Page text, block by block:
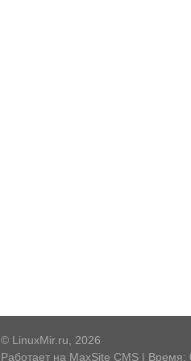
© LinuxMir.ru, 2026
Работает на MaxSite CMS | Время: